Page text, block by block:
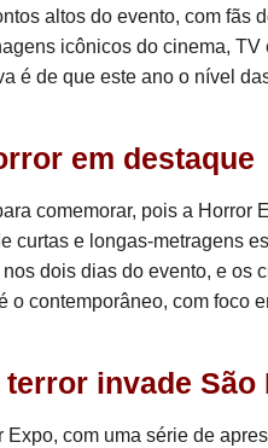
altos do evento, com fãs
icônicos do cinema, TV
é de que este ano o nível
em destaque
comemorar, pois a Horror
curtas e longas-metragens
dois dias do evento, e os
o contemporâneo, com foco
invade São
com uma série de